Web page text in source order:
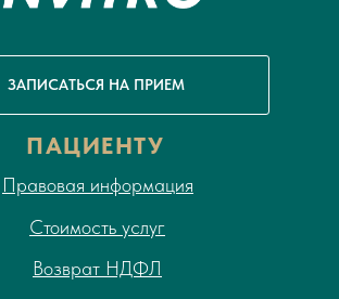
ПАЦИЕНТУ
Правовая информация
Возврат НДФЛ
Стоимость услуг
ЗАПИСАТЬСЯ НА ПРИЕМ